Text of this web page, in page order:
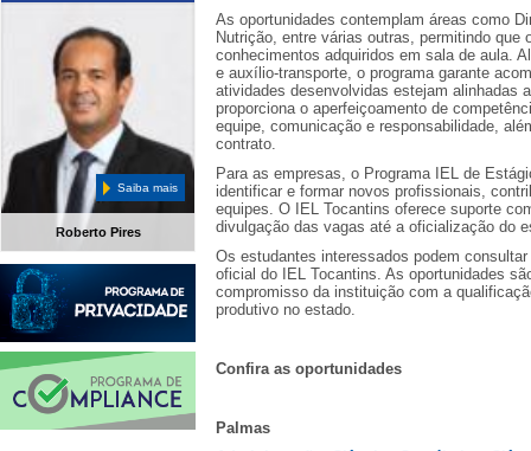
Roberto Pires
Saiba mais
As oportunidades contemplam áreas como
Nutrição, entre várias outras, permitindo
conhecimentos adquiridos em sala de aula.
e auxílio-transporte, o programa garante
atividades desenvolvidas estejam alinhadas
proporciona o aperfeiçoamento de
equipe, comunicação e responsabilidade,
contrato.
Para as empresas, o Programa IEL de
identificar e formar novos profissionais,
equipes. O IEL Tocantins oferece suporte
divulgação das vagas até a oficialização do
Os estudantes interessados podem
oficial do IEL Tocantins. As oportunidades
compromisso da instituição com a
produtivo no estado.
Confira as oportunidades
Palmas